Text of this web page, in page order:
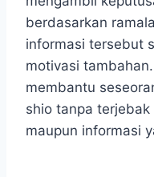
berdasarkan
informasi tersebut
motivasi
membantu
shio tanpa
maupun informasi